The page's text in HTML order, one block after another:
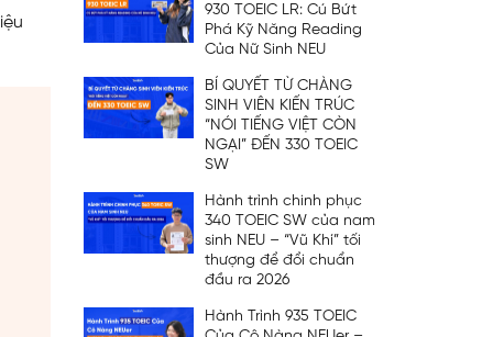
930 TOEIC LR: Cú Bứt
Phá Kỹ Năng Reading
Của Nữ Sinh NEU
BÍ QUYẾT TỪ CHÀNG
SINH VIÊN KIẾN TRÚC
“NÓI TIẾNG VIỆT CÒN
NGẠI” ĐẾN 330 TOEIC
SW
Hành trình chinh phục
340 TOEIC SW của nam
sinh NEU – “Vũ Khí” tối
thượng để đổi chuẩn
đầu ra 2026
Hành Trình 935 TOEIC